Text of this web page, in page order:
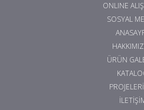
ONLINE
SOSYAL
ÜRÜN